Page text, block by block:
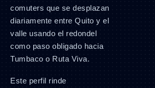
comuters que se desplazan
diariamente entre Quito y el
valle usando el redondel
como paso obligado hacia
Tumbaco o Ruta Viva.
Este perfil rinde